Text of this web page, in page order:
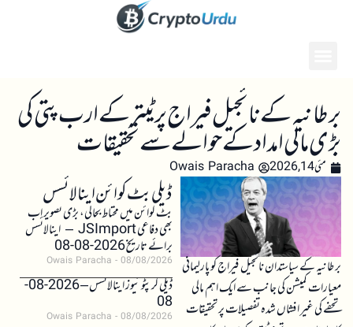
برطانیہ کے نائجیل فیراج پر ٹیتر کے ارب پتی کی
بڑی مالی امداد کے حوالے سے تحقیقات
مئی 14, 2026 Owais Paracha
برطانیہ کے سیاستدان نائجیل فیراج کو پارلیمانی
معیارات کمیشن کی جانب سے ایک اہم مالی
تحفے کی غیر افشاں شدہ تفصیلات پر تحقیقات
ڈیلی بٹ کوائن اینالائسس
بٹ کوائن میں محتاط بحالی، بڑی تصویر اب
بھی دفاعی JSImport – اینالائسس
برائے تاریخ 2026-08-08
Owais Paracha 08/08/2026
ڈیلی کرپٹو نیوز اینالائسس – 2026-08-
08
Owais Paracha 08/08/2026